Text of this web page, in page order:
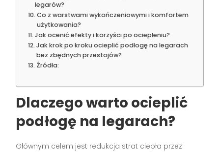
legarów?
Co z warstwami wykończeniowymi i komfortem
użytkowania?
Jak ocenić efekty i korzyści po ociepleniu?
Jak krok po kroku ocieplić podłogę na legarach
bez zbędnych przestojów?
Źródła:
Dlaczego warto ocieplić
podłogę na legarach?
Głównym celem jest redukcja strat ciepła przez